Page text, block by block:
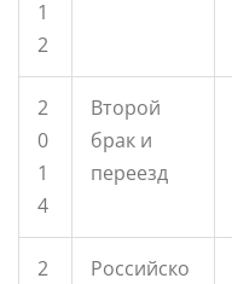
1
2
2
0
1
4
Второй
брак и
переезд
2
Российско